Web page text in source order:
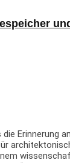
Erinnerung